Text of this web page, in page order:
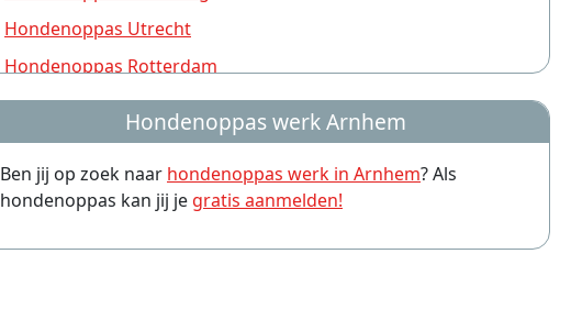
Hondenoppas Utrecht
Hondenoppas Rotterdam
Hondenoppas Nijmegen
Hondenoppas Groningen
Hondenoppas Almere
Hondenoppas Amersfoort
Hondenoppas Leiden
Hondenoppas werk Arnhem
Ben jij op zoek naar hondenoppas werk in Arnhem? Als
hondenoppas kan jij je gratis aanmelden!